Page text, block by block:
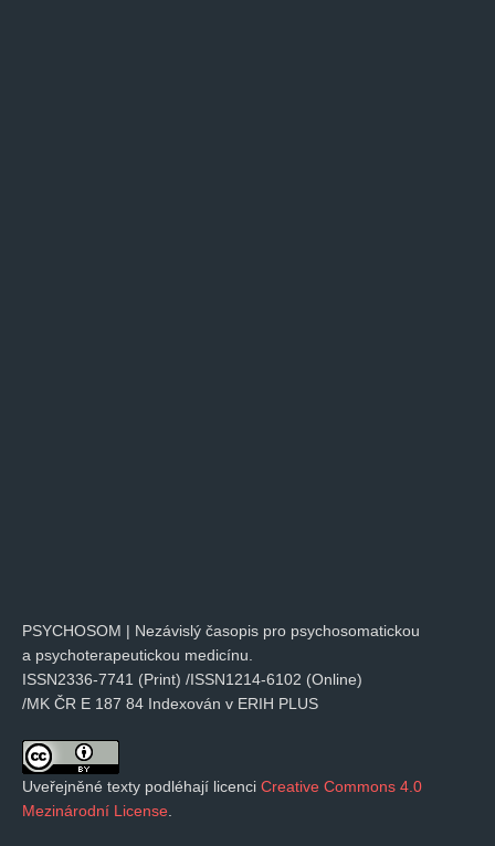
PSYCHOSOM | Nezávislý časopis pro psychosomatickou
a psychoterapeutickou medicínu.
ISSN2336-7741 (Print) /ISSN1214-6102 (Online)
/MK ČR E 187 84 Indexován v ERIH PLUS
Uveřejněné texty podléhají licenci Creative Commons 4.0
Mezinárodní License